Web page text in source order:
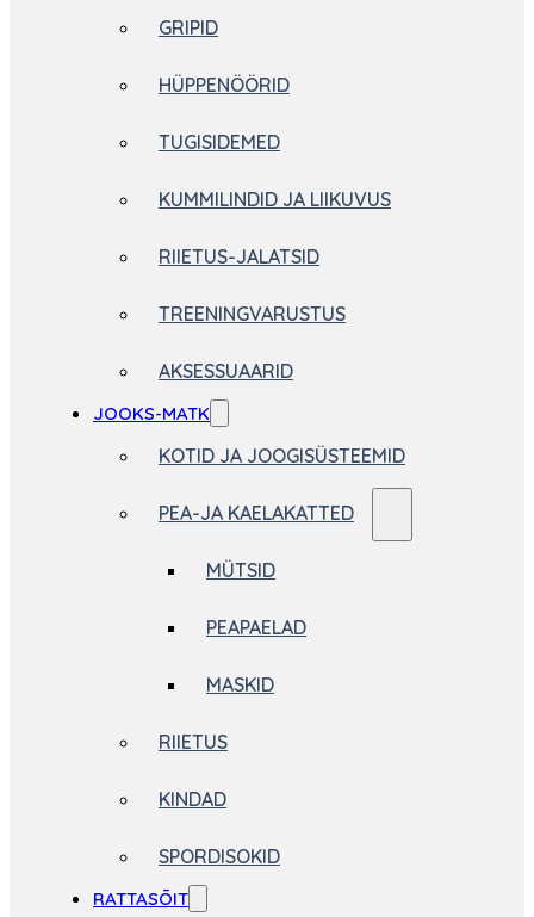
GRIPID
HÜPPENÖÖRID
TUGISIDEMED
KUMMILINDID JA LIIKUVUS
RIIETUS-JALATSID
TREENINGVARUSTUS
AKSESSUAARID
JOOKS-MATK
KOTID JA JOOGISÜSTEEMID
PEA-JA KAELAKATTED
MÜTSID
PEAPAELAD
MASKID
RIIETUS
KINDAD
SPORDISOKID
RATTASÕIT